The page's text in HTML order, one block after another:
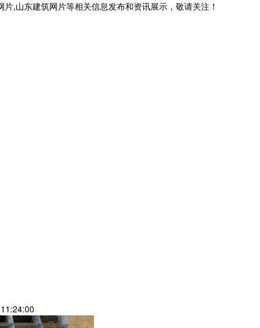
片,山东建筑网片等相关信息发布和资讯展示，敬请关注！